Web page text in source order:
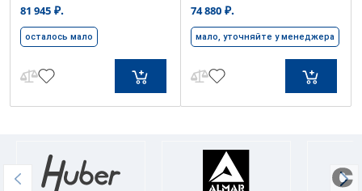
81 945 ₽.
осталось мало
74 880 ₽.
мало, уточняйте у менеджера